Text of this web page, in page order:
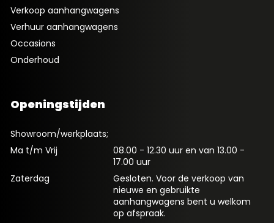
Verkoop aanhangwagens
Verhuur aanhangwagens
Occasions
Onderhoud
Openingstijden
Showroom/werkplaats;
Ma t/m Vrij
08.00 - 12.30 uur en van 13.00 -
17.00 uur
Zaterdag
Gesloten. Voor de verkoop van
nieuwe en gebruikte
aanhangwagens bent u welkom
op afspraak.